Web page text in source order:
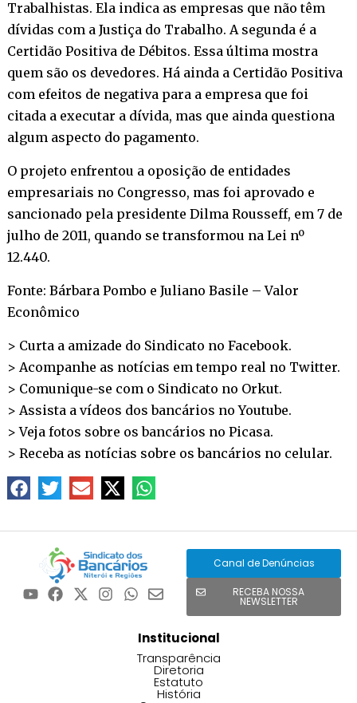
Trabalhistas. Ela indica as empresas que não têm
dívidas com a Justiça do Trabalho. A segunda é a
Certidão Positiva de Débitos. Essa última mostra
quem são os devedores. Há ainda a Certidão Positiva
com efeitos de negativa para a empresa que foi
citada a executar a dívida, mas que ainda questiona
algum aspecto do pagamento.
O projeto enfrentou a oposição de entidades
empresariais no Congresso, mas foi aprovado e
sancionado pela presidente Dilma Rousseff, em 7 de
julho de 2011, quando se transformou na Lei nº
12.440.
Fonte: Bárbara Pombo e Juliano Basile – Valor
Econômico
> Curta a amizade do Sindicato no Facebook.
> Acompanhe as notícias em tempo real no Twitter.
> Comunique-se com o Sindicato no Orkut.
> Assista a vídeos dos bancários noYoutube.
> Veja fotos sobre os bancários no Picasa.
> Receba as notícias sobre os bancários no celular.
Canal de Denúncias
RECEBA NOSSA
NEWSLETTER
Institucional
Transparência
Diretoria
Estatuto
História